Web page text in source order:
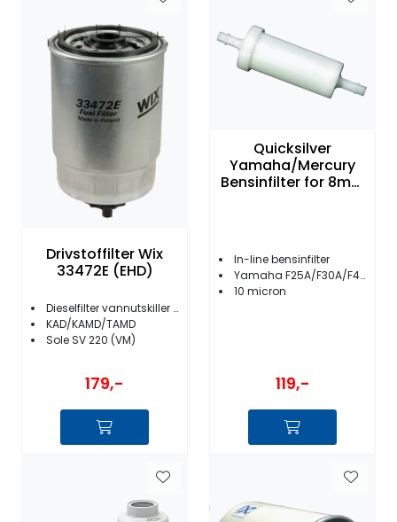
Drivstoffilter Wix
33472E (EHD)
Dieselfilter vannutskiller Volvo Penta
KAD/KAMD/TAMD
Sole SV 220 (VM)
179,-
Quicksilver
Yamaha/Mercury
Bensinfilter for 8mm
In-line bensinfilter
Yamaha F25A/F30A/F40B
10 micron
119,-